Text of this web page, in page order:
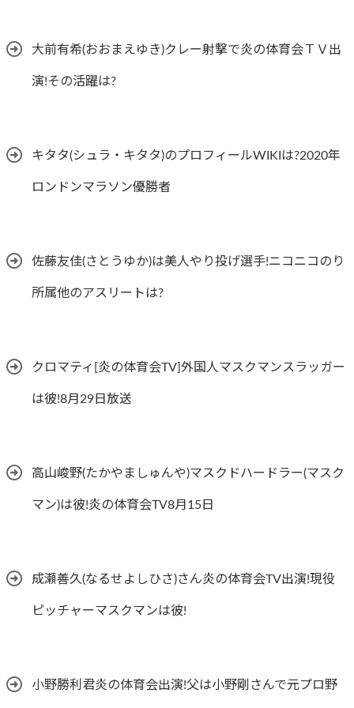
大前有希(おおまえゆき)クレー射撃で炎の体育会ＴＶ出
演!その活躍は?
キタタ(シュラ・キタタ)のプロフィールWIKIは?2020年
ロンドンマラソン優勝者
佐藤友佳(さとうゆか)は美人やり投げ選手!ニコニコのり
所属他のアスリートは?
クロマティ[炎の体育会TV]外国人マスクマンスラッガー
は彼!8月29日放送
高山峻野(たかやましゅんや)マスクドハードラー(マスク
マン)は彼!炎の体育会TV8月15日
成瀬善久(なるせよしひさ)さん炎の体育会TV出演!現役
ピッチャーマスクマンは彼!
小野勝利君炎の体育会出演!父は小野剛さんで元プロ野